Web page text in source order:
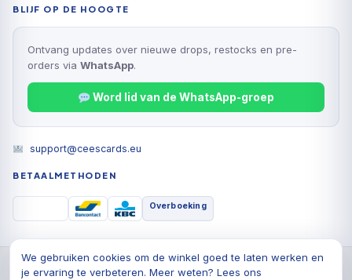
BLIJF OP DE HOOGTE
Ontvang updates over nieuwe drops, restocks en pre-
orders via WhatsApp.
Word lid van de WhatsApp-groep
support@ceescards.eu
BETAALMETHODEN
Overboeking
© 2026 Cees Cards B.V., Alle rechten voorbehouden
PrivacyverklaringAlgemene voorwaarden Cookiebeleid
We gebruiken cookies om de winkel goed te laten werken en
je ervaring te verbeteren. Meer weten? Lees ons